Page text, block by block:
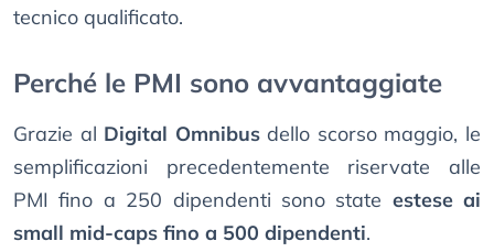
tecnico qualificato.
Perché le PMI sono avvantaggiate
Grazie al Digital Omnibusdello scorso maggio, le
semplificazioni precedentemente riservate alle
PMI fino a 250 dipendenti sono state estese ai
small mid-caps fino a 500 dipendenti.